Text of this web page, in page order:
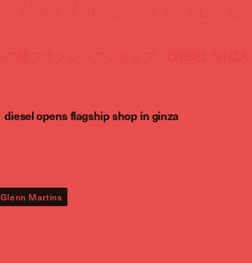
diesel opens flagship shop in ginza
Glenn Martins